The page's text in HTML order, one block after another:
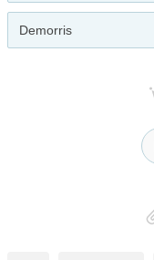
Demorris